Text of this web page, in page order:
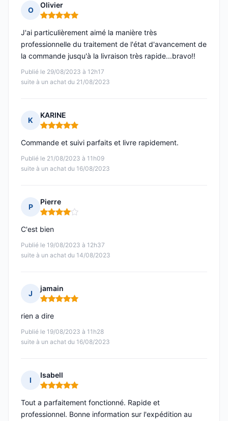
O
Olivier
Note : 5 sur 5
Publié le 29/08/2023 à 12h17
suite à un achat du 21/08/2023
J'ai particulièrement aimé la manière très
professionnelle du traitement de l'état d'avancement de
la commande jusqu'à la livraison très rapide...bravo!!
K
KARINE
Note : 5 sur 5
Publié le 21/08/2023 à 11h09
suite à un achat du 16/08/2023
Commande et suivi parfaits et livre rapidement.
P
Pierre
Note : 4 sur 5
Publié le 19/08/2023 à 12h37
suite à un achat du 14/08/2023
C'est bien
J
jamain
Note : 5 sur 5
Publié le 19/08/2023 à 11h28
suite à un achat du 16/08/2023
rien a dire
I
Isabell
Note : 5 sur 5
Tout a parfaitement fonctionné. Rapide et
professionnel. Bonne information sur l'expédition au